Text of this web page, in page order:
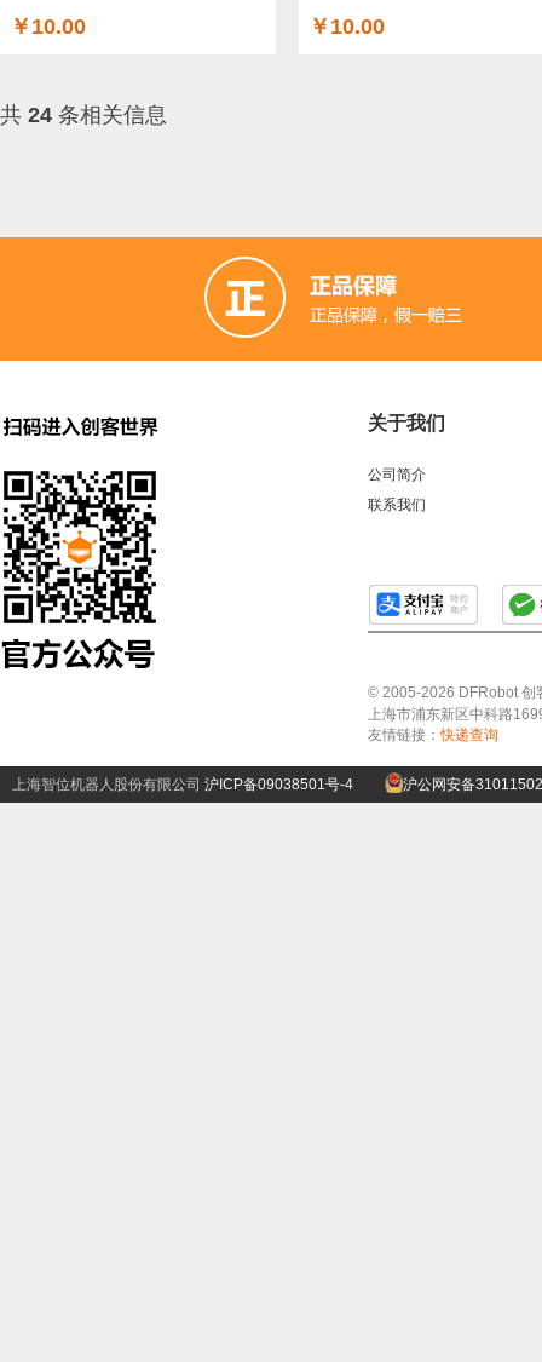
￥10.00 ￥10.00
共 24 条相关信息
关于我们
公司简介
联系我们
© 2005-2026 DFRobot 创
上海市浦东新区中科路
友情链接：快递查询
上海智位机器人股份有限公司 沪ICP备09038501号-4 沪公网安备